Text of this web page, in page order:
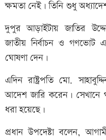
ক্ষমতা নেই। তিনি শুধু
দুপুর আড়াইটায় জাতির
জাতীয় নির্বাচন ও
ঘোষণা দেন।
এদিন রাষ্ট্রপতি মো.
আদেশ জারি করেন। সেখানে
ধরা হয়েছে।
প্রধান উপদেষ্টা বলেন,